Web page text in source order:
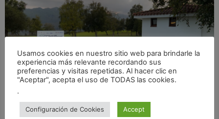
Tras probar el SUBARU IMPREZA STI en test previo al
Usamos cookies en nuestro sitio web para brindarle la
experiencia más relevante recordando sus
preferencias y visitas repetidas. Al hacer clic en
"Aceptar", acepta el uso de TODAS las cookies.
.
Configuración de Cookies Accept